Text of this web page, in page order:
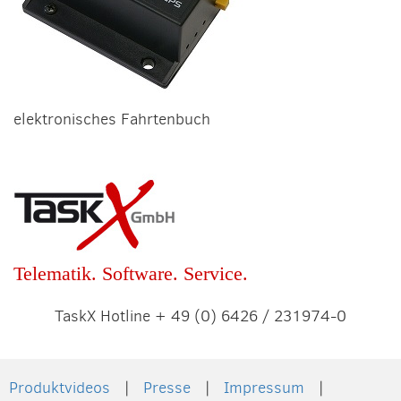
elektronisches Fahrtenbuch
Telematik. Software. Service.
TaskX Hotline + 49 (0) 6426 / 231974-0
Produktvideos Presse Impressum